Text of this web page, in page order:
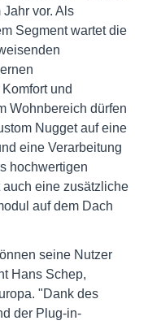
vor. Als
Segment wartet die
und
Wohnbereich dürfen
Nugget auf eine
eine Verarbeitung
hochwertigen
eine zusätzliche
auf dem Dach
seine Nutzer
Hans Schep,
"Dank des
der Plug-in-